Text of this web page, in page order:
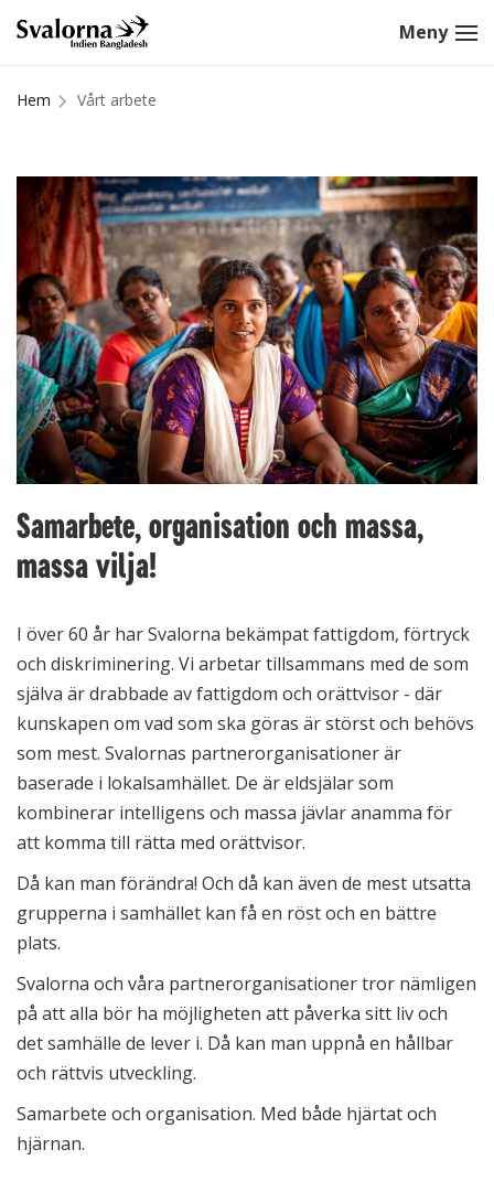
Hem Vårt arbete
Samarbete, organisation och massa,
massa vilja!
I över 60 år har Svalorna bekämpat fattigdom, förtryck
och diskriminering. Vi arbetar tillsammans med de som
själva är drabbade av fattigdom och orättvisor - där
kunskapen om vad som ska göras är störst och behövs
som mest. Svalornas partnerorganisationer är
baserade i lokalsamhället. De är eldsjälar som
kombinerar intelligens och massa jävlar anamma för
att komma till rätta med orättvisor.
Då kan man förändra! Och då kan även de mest utsatta
grupperna i samhället kan få en röst och en bättre
plats.
Svalorna och våra partnerorganisationer tror nämligen
på att alla bör ha möjligheten att påverka sitt liv och
det samhälle de lever i. Då kan man uppnå en hållbar
och rättvis utveckling.
Samarbete och organisation. Med både hjärtat och
hjärnan.